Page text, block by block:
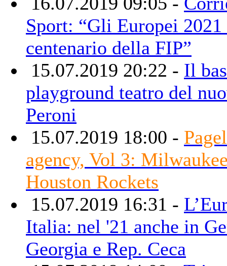
Sport: “Gli Europei
centenario della FIP”
15.07.2019 20:22 - Il
playground teatro del
Peroni
15.07.2019 18:00 -
agency, Vol 3:
Houston Rockets
15.07.2019 16:31 -
Italia: nel '21 anche in
Georgia e Rep. Ceca